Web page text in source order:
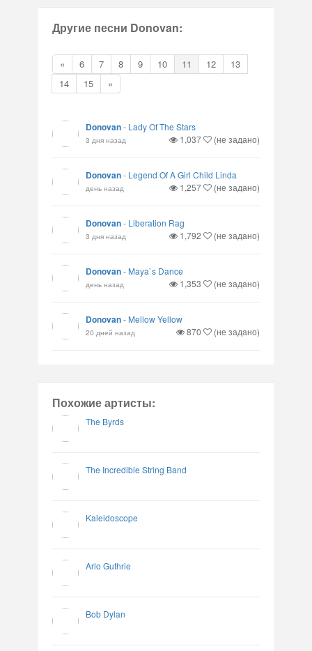
Другие песни Donovan:
« 6 7 8 9 10 11 12
13
14
15 »
Donovan- Lady Of The Stars
3 дня назад 1,037 (не задано)
Donovan- Legend Of A Girl Child Linda
день назад 1,257 (не задано)
Donovan- Liberation Rag
3 дня назад 1,792 (не задано)
Donovan- Maya`s Dance
день назад 1,353 (не задано)
Donovan- Mellow Yellow
20 дней назад 870 (не задано)
Похожие артисты:
The Byrds
The Incredible String Band
Kaleidoscope
Arlo Guthrie
Bob Dylan